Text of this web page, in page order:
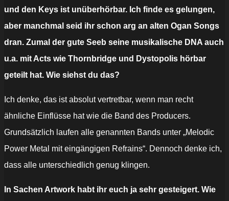
und den Keys ist unüberhörbar. Ich finde es gelungen,
aber manchmal seid ihr schon arg an alten Ogan Songs
dran. Zumal der gute Seeb seine musikalische DNA auch
u.a. mit Acts wie Thornbridge und Dystopolis hörbar
geteilt hat. Wie siehst du das?
Ich denke, das ist absolut vertretbar, wenn man recht
ähnliche Einflüsse hat wie die Band des Producers.
Grundsätzlich laufen alle genannten Bands unter „Melodic
Power Metal mit eingängigen Refrains“. Dennoch denke ich,
dass alle unterschiedlich genug klingen.
In Sachen Artwork habt ihr euch ja sehr gesteigert. Wie